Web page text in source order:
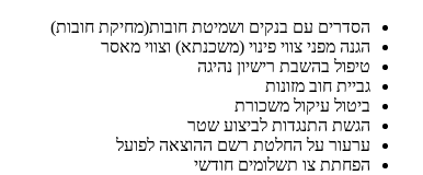
הסדרים עם בנקים ושמיטת חובות(מחיקת חובות)
הגנה מפני צווי פינוי (משכנתא) וצווי מאסר
טיפול בהשבת רישיון נהיגה
גביית חוב מזונות
ביטול עיקול משכורת
הגשת התנגדות לביצוע שטר
ערעור על החלטת רשם ההוצאה לפועל
הפחתת צו תשלומים חודשי